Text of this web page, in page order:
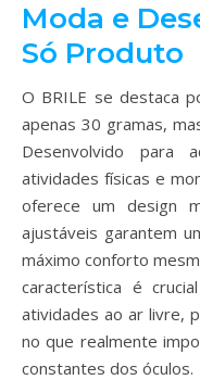
Moda e
Só Produto
O BRILE se destaca
apenas 30 gramas,
Desenvolvido para
atividades físicas e
oferece um design
ajustáveis garantem
máximo conforto
característica é
atividades ao ar livre,
no que realmente
constantes dos óculos.